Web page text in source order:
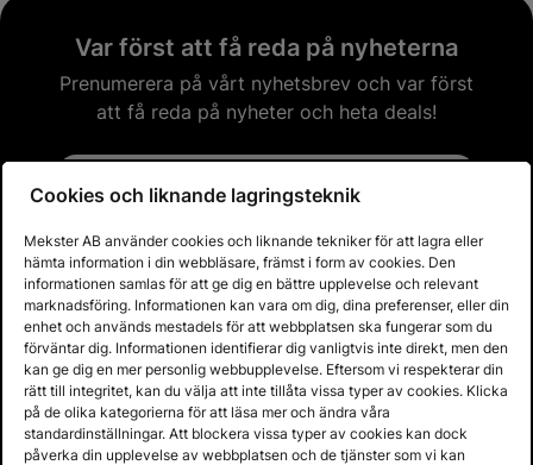
Var först att få reda på nyheterna
Prenumerera på vårt nyhetsbrev och var först
att få reda på nyheter och heta deals!
Email address
Prenumerera
Köpvillkor & info
Support
Cookies och liknande lagringsteknik
Mekster AB använder cookies och liknande tekniker för att lagra eller
hämta information i din webbläsare, främst i form av cookies. Den
informationen samlas för att ge dig en bättre upplevelse och relevant
marknadsföring. Informationen kan vara om dig, dina preferenser, eller din
enhet och används mestadels för att webbplatsen ska fungerar som du
förväntar dig. Informationen identifierar dig vanligtvis inte direkt, men den
kan ge dig en mer personlig webbupplevelse. Eftersom vi respekterar din
rätt till integritet, kan du välja att inte tillåta vissa typer av cookies. Klicka
på de olika kategorierna för att läsa mer och ändra våra
standardinställningar. Att blockera vissa typer av cookies kan dock
påverka din upplevelse av webbplatsen och de tjänster som vi kan